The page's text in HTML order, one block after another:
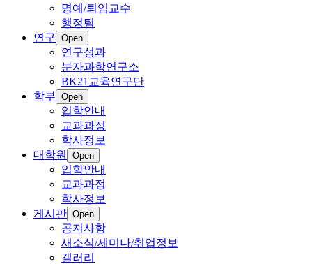
명예/퇴임교수
행정팀
연구 Open
연구성과
분자과학연구소
BK21교육연구단
학부 Open
입학안내
교과과정
학사정보
대학원
Open
입학안내
교과과정
학사정보
게시판 Open
공지사항
새소식/세미나/취업정보
갤러리